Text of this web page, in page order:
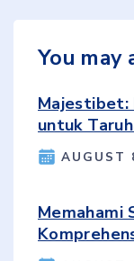
You may
Majestibet:
untuk
AUGUST
Memahami